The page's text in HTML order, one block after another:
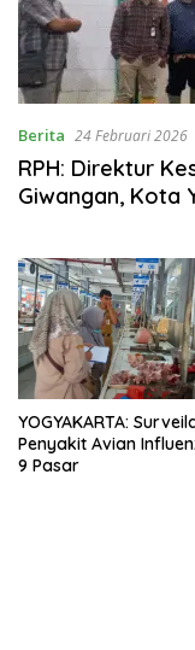
Berita 24 Februari 2026
RPH: Direktur
Giwangan, Kota
YOGYAKARTA:
Penyakit Avian
9 Pasar